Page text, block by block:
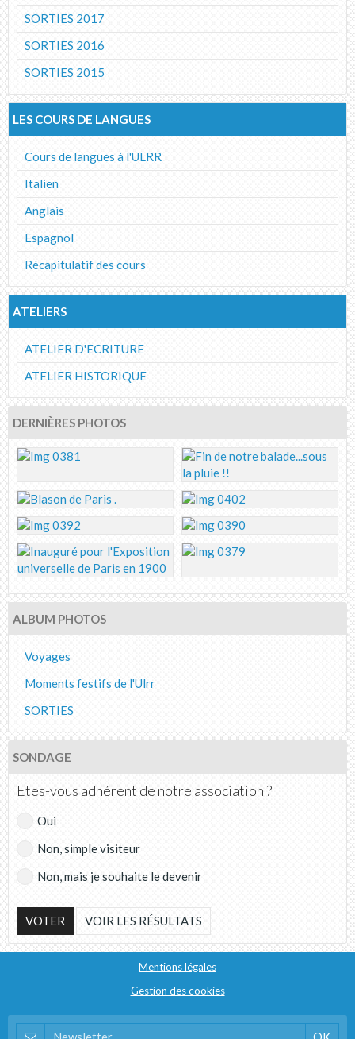
SORTIES 2017
SORTIES 2016
SORTIES 2015
LES COURS DE LANGUES
Cours de langues à l'ULRR
Italien
Anglais
Espagnol
Récapitulatif des cours
ATELIERS
ATELIER D'ECRITURE
ATELIER HISTORIQUE
DERNIÈRES PHOTOS
ALBUM PHOTOS
Voyages
Moments festifs de l'Ulrr
SORTIES
SONDAGE
Etes-vous adhérent de notre association ?
Oui
Non, simple visiteur
Non, mais je souhaite le devenir
VOTER VOIR LES RÉSULTATS
Mentions légales
Gestion des cookies